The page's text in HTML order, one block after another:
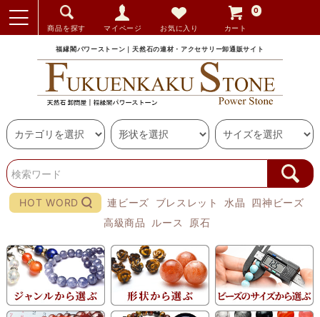
商品を探す マイページ お気に入り カート
0
福縁閣パワーストーン｜天然石の連材・アクセサリー卸通販サイト
HOT WORD 連ビーズ ブレスレット 水晶
四神ビーズ
高級商品
ルース 原石